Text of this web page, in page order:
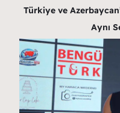
Türkiye ve
Aynı